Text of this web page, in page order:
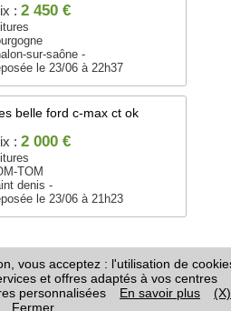
: 2 450 €
sur-saône -
le 23/06 à 22h37
belle ford c-max ct ok
: 2 000 €
TOM
denis -
le 23/06 à 21h23
-Informations Légales /
-Nous contacter
©Annonces.com
vous acceptez : l'utilisation de
et offres adaptés à vos centres
personnalisées
En savoir plus
(X)
Fermer